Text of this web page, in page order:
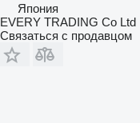
Япония
EVERY TRADING Co Ltd
Связаться с продавцом